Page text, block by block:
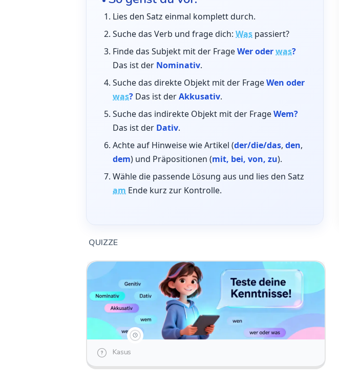
Lies den Satz einmal komplett durch.
Suche das Verb und frage dich:Was passiert?
Finde das Subjekt mit der FrageWer oderwas?
Das ist der Nominativ.
Suche das direkte Objekt mit der FrageWen oder
was? Das ist derAkkusativ.
Suche das indirekte Objekt mit der FrageWem?
Das ist der Dativ.
Achte auf Hinweise wie Artikel (der/die/das,den,
dem) und Präpositionen (mit, bei, von, zu).
Wähle die passende Lösung aus und lies den Satz
am Ende kurz zur Kontrolle.
QUIZZE
Kasus